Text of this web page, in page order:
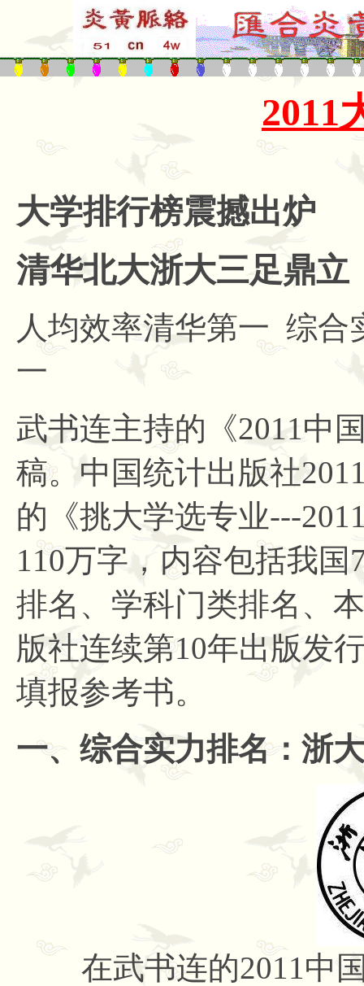
2011
大学排行榜震撼出炉
清华北大浙大三足鼎立
人均效率清华第一 综合
一
武书连主持的《2011中
稿。中国统计出版社
的《挑大学选专业---
110万字，内容包括我
排名、学科门类排名、
版社连续第10年出版发
填报参考书。
一、综合实力排名：浙
在武书连的2011中